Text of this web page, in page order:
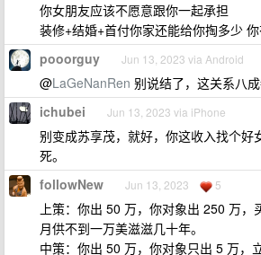
你女朋友应该不愿意跟你一起承担
装修+结婚+首付你家还能给你掏多少
pooorguy Jun 13, 2023 via Android
@LaGeNanRen 别说结了，这关系八
ichubei Jun 13, 2023 via iPhone
别变成苏享茂，就好，你这收入找个好
死。
followNew Jun 13, 2023 5
上策：你出 50 万，你对象出 250 万，
月供不到一万美滋滋几十年。
中策：你出 50 万，你对象只出 5 万，